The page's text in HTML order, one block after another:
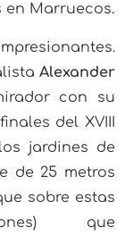
Marruecos.
Alexander
con su
del XVIII
jardines de
de 25 metros
sobre estas
que